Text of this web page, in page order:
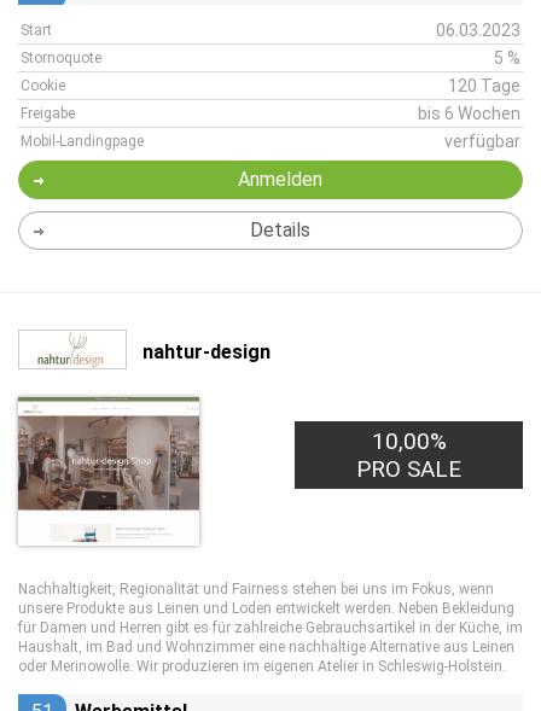
Start 06.03.2023
Stornoquote 5 %
Cookie 120 Tage
Freigabe bis 6 Wochen
Mobil-Landingpage verfügbar
Anmelden
Details
nahtur-design
10,00%
PRO SALE
Nachhaltigkeit, Regionalität und Fairness stehen bei uns im Fokus, wenn
unsere Produkte aus Leinen und Loden entwickelt werden. Neben Bekleidung
für Damen und Herren gibt es für zahlreiche Gebrauchsartikel in der Küche, im
Haushalt, im Bad und Wohnzimmer eine nachhaltige Alternative aus Leinen
oder Merinowolle. Wir produzieren im eigenen Atelier in Schleswig-Holstein.